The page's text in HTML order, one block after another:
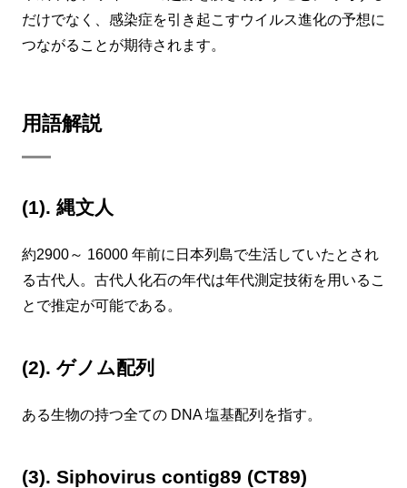
だけでなく、感染症を引き起こすウイルス進化の予想に
つながることが期待されます。
用語解説
(1). 縄文人
約2900～ 16000 年前に日本列島で生活していたとされ
る古代人。古代人化石の年代は年代測定技術を用いるこ
とで推定が可能である。
(2). ゲノム配列
ある生物の持つ全ての DNA 塩基配列を指す。
(3). Siphovirus contig89 (CT89)